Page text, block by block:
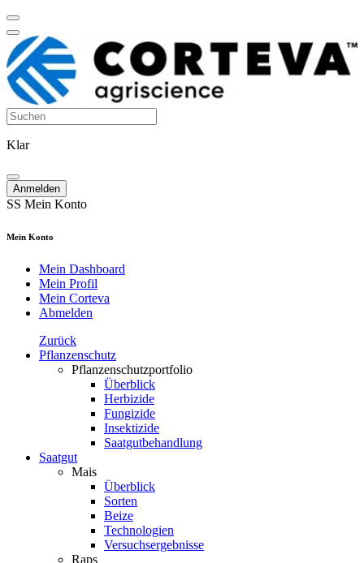
Klar
Anmelden
SS Mein Konto
Mein Konto
Mein Dashboard
Mein Profil
Mein Corteva
Abmelden
Zurück
Pflanzenschutz
Pflanzenschutzportfolio
Überblick
Herbizide
Fungizide
Insektizide
Saatgutbehandlung
Saatgut
Mais
Überblick
Sorten
Beize
Technologien
Versuchsergebnisse
Raps